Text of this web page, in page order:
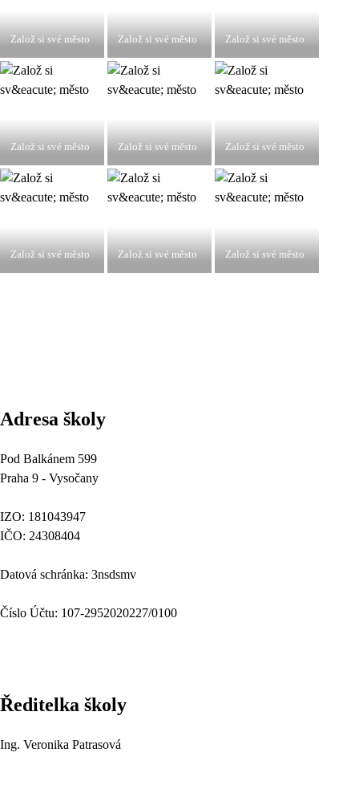
Založ si své město Založ si své město Založ si své město
Založ si své město Založ si své město Založ si své město
Založ si své město Založ si své město Založ si své město
Adresa školy
Pod Balkánem 599
Praha 9 - Vysočany
IZO: 181043947
IČO: 24308404
Datová schránka: 3nsdsmv
Číslo Účtu: 107-2952020227/0100
Ředitelka školy
Ing. Veronika Patrasová